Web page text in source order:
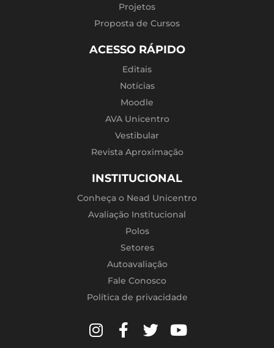
Projetos
Proposta de Cursos
ACESSO RÁPIDO
Editais
Notícias
Moodle
AVA Unicentro
Vestibular
Revista Aproximação
INSTITUCIONAL
Conheça o Nead Unicentro
Avaliação Institucional
Polos
Setores
Autoavaliação
Fale Conosco
Política de privacidade